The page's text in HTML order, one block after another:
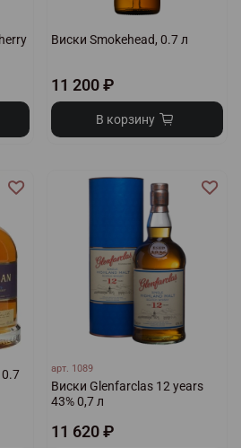
Виски Smokehead, 0.7 л
11 200 ₽
В корзину
0.7
арт. 1089
Виски Glenfarclas 12 years
43% 0,7 л
11 620 ₽